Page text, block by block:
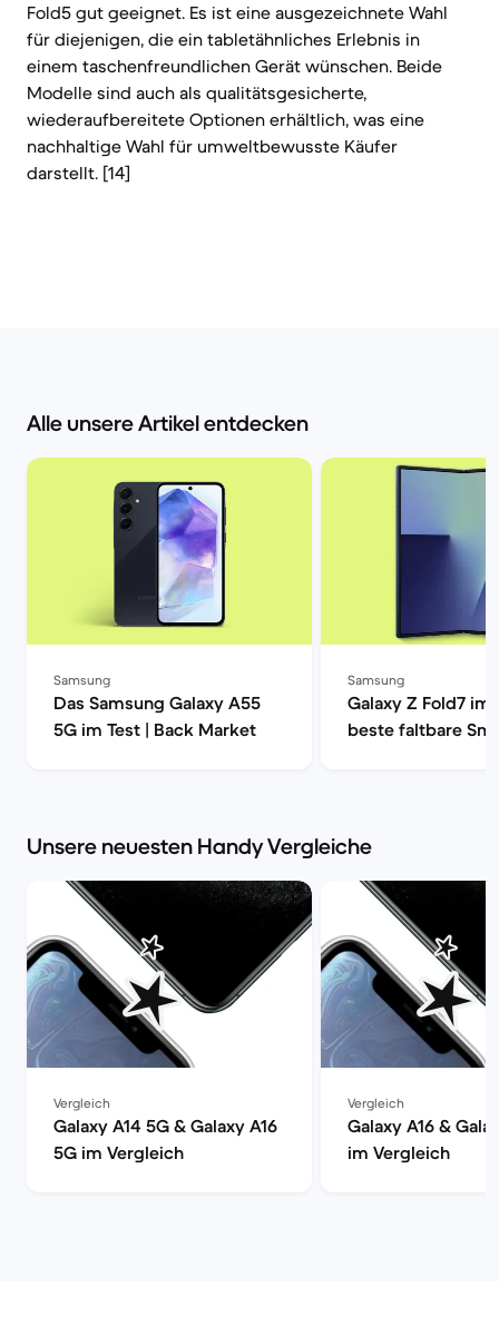
Fold5 gut geeignet. Es ist eine ausgezeichnete Wahl
für diejenigen, die ein tabletähnliches Erlebnis in
einem taschenfreundlichen Gerät wünschen. Beide
Modelle sind auch als qualitätsgesicherte,
wiederaufbereitete Optionen erhältlich, was eine
nachhaltige Wahl für umweltbewusste Käufer
darstellt. [14]
Alle unsere Artikel entdecken
Samsung
Das Samsung Galaxy A55
5G im Test | Back Market
Samsung
Galaxy Z Fold7 im
beste faltbare
Unsere neuesten Handy Vergleiche
Vergleich
Galaxy A14 5G & Galaxy A16
5G im Vergleich
Vergleich
Galaxy A16 &
im Vergleich